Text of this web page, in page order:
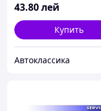
43.80лей
Купить
Автоклассика